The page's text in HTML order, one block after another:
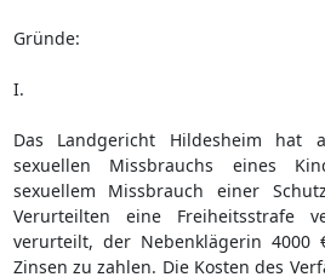
Gründe:
I.
Das Landgericht Hildesheim hat
sexuellen Missbrauchs eines
sexuellem Missbrauch einer
Verurteilten eine Freiheitsstrafe
verurteilt, der Nebenklägerin 4000
Zinsen zu zahlen. Die Kosten des